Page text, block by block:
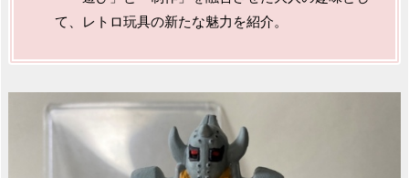
て、レトロ玩具の新たな魅力を紹介。